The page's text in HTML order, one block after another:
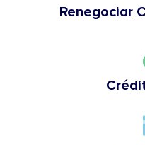
Renegociar